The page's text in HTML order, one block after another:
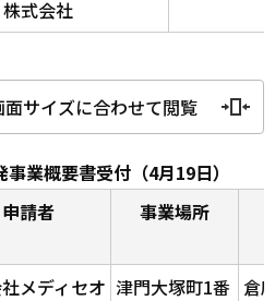
株式会社
面サイズに合わせて閲覧
業概要書受付（4月19日）
申請者 事業場所
メディセオ 津門大塚町1番 倉